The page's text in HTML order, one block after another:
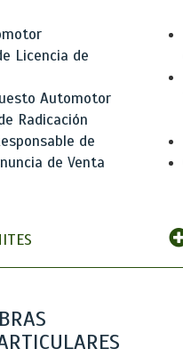
Licencia de
Automotor
Radicación
de
de Venta